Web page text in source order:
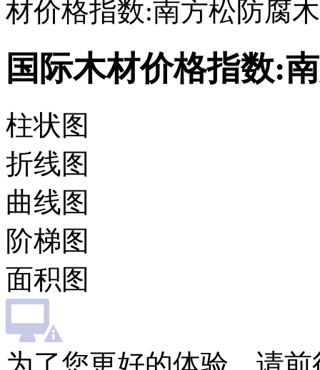
材价格指数:南方松防腐木
国际木材价格指数:
柱状图
折线图
曲线图
阶梯图
面积图